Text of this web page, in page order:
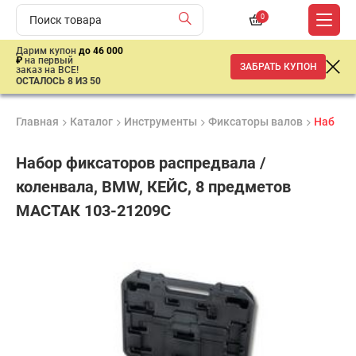
0
Дарим купон до 46 000
₽ на первый
заказ на ВСЕ!
ОСТАЛОСЬ 8 ИЗ 50
ЗАБРАТЬ КУПОН
Главная Каталог Инструменты Фиксаторы валов Набор
Набор фиксаторов распредвала /
коленвала, BMW, КЕЙС, 8 предметов
МАСТАК 103-21209C
сертифицирована